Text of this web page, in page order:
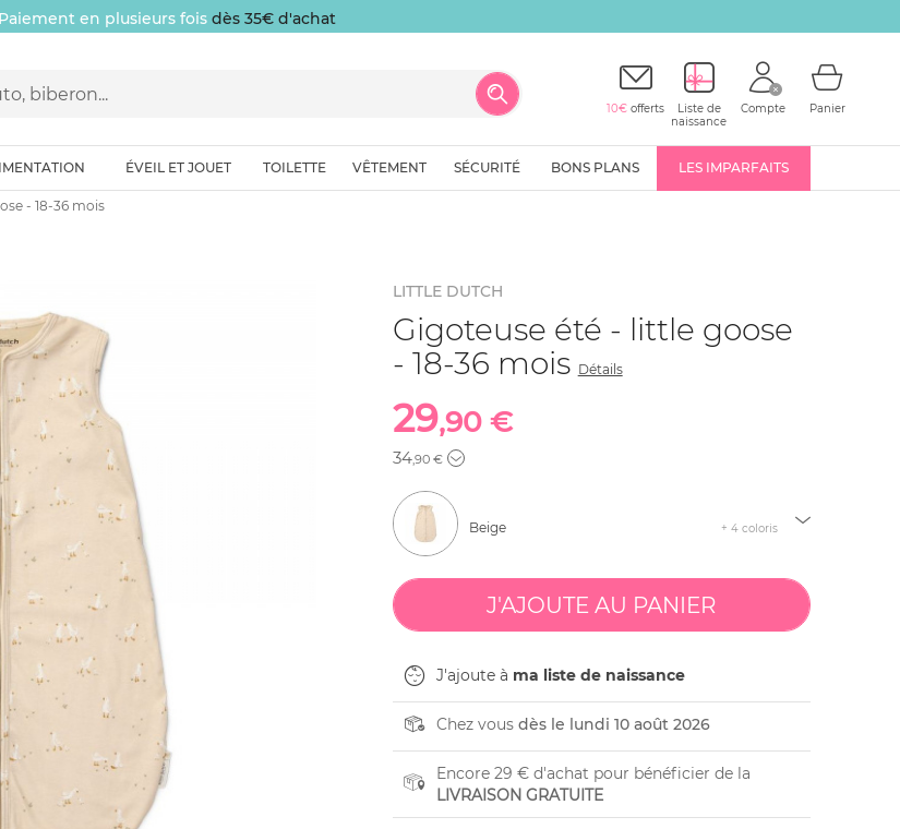
Paiement en plusieurs fois dès 35€ d'achat
10€ offerts
Liste de
naissance
Compte Panier
ÉVEIL ET JOUET TOILETTE VÊTEMENT SÉCURITÉ BONS PLANS LES IMPARFAITS
- 18-36 mois
LITTLE DUTCH
Gigoteuse été - little goose
- 18-36 mois Détails
29,90 €
34,90 €
Beige + 4 coloris
J'ajoute à ma liste de naissance
Chez vous dès le lundi 10 août 2026
Encore 29 € d'achat pour bénéficier de la
LIVRAISON GRATUITE